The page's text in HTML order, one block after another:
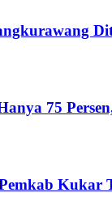
75
Kukar